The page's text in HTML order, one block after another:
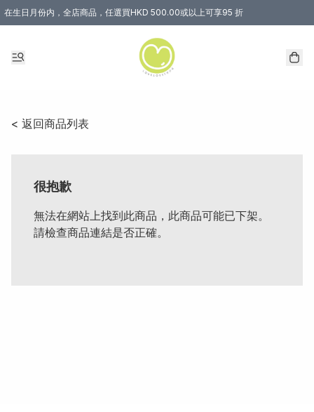
在生日月份内，全店商品，任選買HKD 500.00或以上可享95 折
< 返回商品列表
很抱歉
無法在網站上找到此商品，此商品可能已下架。
請檢查商品連結是否正確。